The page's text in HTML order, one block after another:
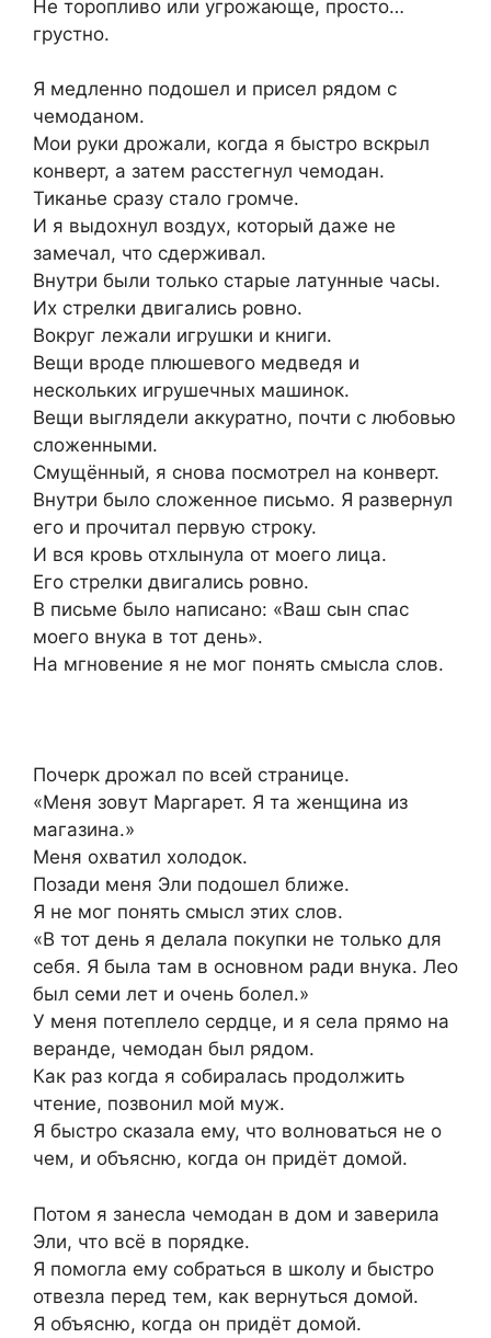
Не торопливо или угрожающе, просто…
грустно.
Я медленно подошел и присел рядом с
чемоданом.
Мои руки дрожали, когда я быстро вскрыл
конверт, а затем расстегнул чемодан.
Тиканье сразу стало громче.
И я выдохнул воздух, который даже не
замечал, что сдерживал.
Внутри были только старые латунные часы.
Их стрелки двигались ровно.
Вокруг лежали игрушки и книги.
Вещи вроде плюшевого медведя и
нескольких игрушечных машинок.
Вещи выглядели аккуратно, почти с любовью
сложенными.
Смущённый, я снова посмотрел на конверт.
Внутри было сложенное письмо. Я развернул
его и прочитал первую строку.
И вся кровь отхлынула от моего лица.
Его стрелки двигались ровно.
В письме было написано: «Ваш сын спас
моего внука в тот день».
На мгновение я не мог понять смысла слов.
Почерк дрожал по всей странице.
«Меня зовут Маргарет. Я та женщина из
магазина.»
Меня охватил холодок.
Позади меня Эли подошел ближе.
Я не мог понять смысл этих слов.
«В тот день я делала покупки не только для
себя. Я была там в основном ради внука. Лео
был семи лет и очень болел.»
У меня потеплело сердце, и я села прямо на
веранде, чемодан был рядом.
Как раз когда я собиралась продолжить
чтение, позвонил мой муж.
Я быстро сказала ему, что волноваться не о
чем, и объясню, когда он придёт домой.
Потом я занесла чемодан в дом и заверила
Эли, что всё в порядке.
Я помогла ему собраться в школу и быстро
отвезла перед тем, как вернуться домой.
Я объясню, когда он придёт домой.